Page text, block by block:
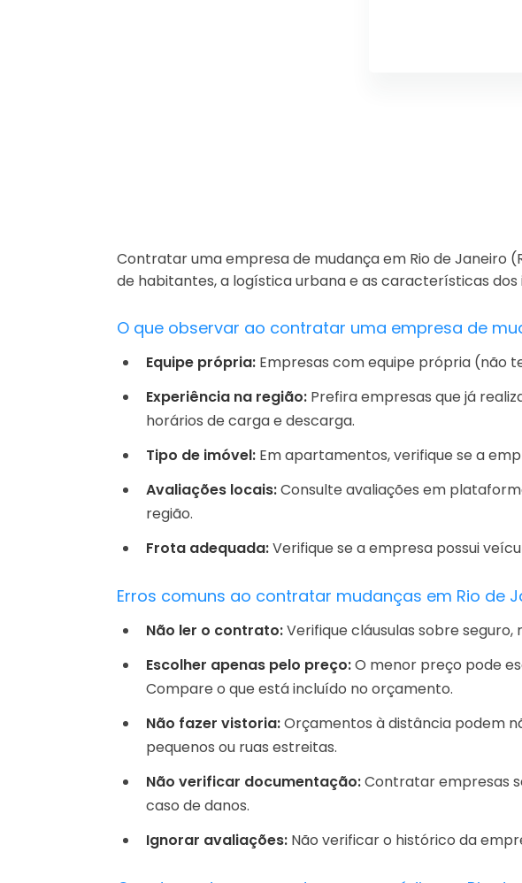
Contratar uma empresa de mudança em Rio de Janeiro
de habitantes, a logística urbana e as características
O que observar ao contratar uma empresa de
Equipe própria: Empresas com equipe própria (não
Experiência na região: Prefira empresas que já
horários de carga e descarga.
Tipo de imóvel: Em apartamentos, verifique se a
Avaliações locais:Consulte avaliações em
região.
Frota adequada:Verifique se a empresa possui
Erros comuns ao contratar mudanças em Rio de
Não ler o contrato:Verifique cláusulas sobre
Escolher apenas pelo preço:O menor preço pode
Compare o que está incluído no orçamento.
Não fazer vistoria:Orçamentos à distância podem
pequenos ou ruas estreitas.
Não verificar documentação:Contratar empresas
caso de danos.
Ignorar avaliações: Não verificar o histórico da